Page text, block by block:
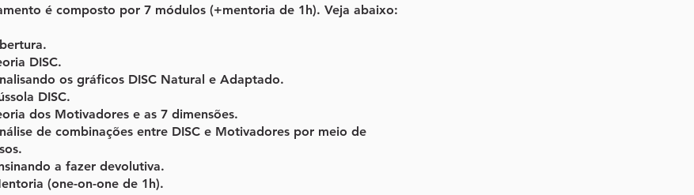
é composto por 7 módulos (+mentoria de 1h). Veja abaixo:
DISC.
os gráficos DISC Natural e Adaptado.
DISC.
dos Motivadores e as 7 dimensões.
de combinações entre DISC e Motivadores por meio de
a fazer devolutiva.
(one-on-one de 1h).